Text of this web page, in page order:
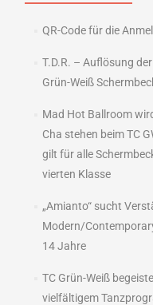
QR-Code für die
T.D.R. – Auflösung
Grün-Weiß
Mad Hot Ballroom
Cha stehen beim TC
gilt für alle
vierten Klasse
„Amianto“ sucht
Modern/
14 Jahre
TC Grün-Weiß
vielfältigem